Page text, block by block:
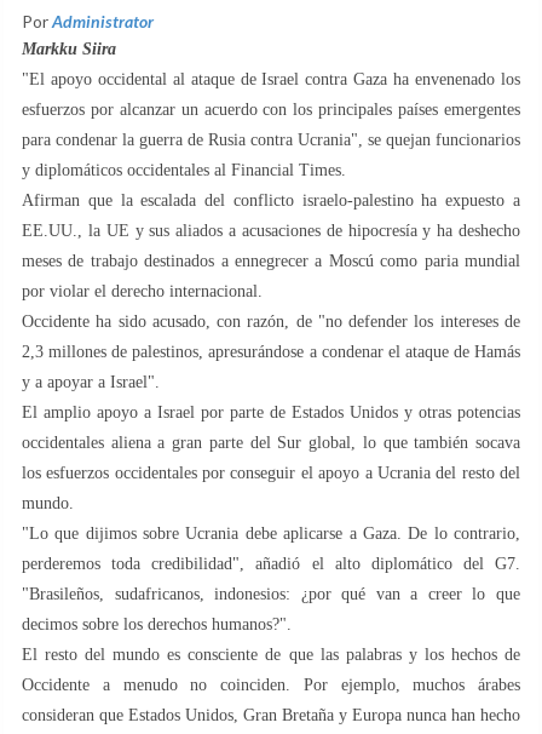
PorAdministrator
Markku Siira
"El apoyo occidental al ataque de Israel contra Gaza ha envenenado los
esfuerzos por alcanzar un acuerdo con los principales países emergentes
para condenar la guerra de Rusia contra Ucrania", se quejan funcionarios
y diplomáticos occidentales al Financial Times.
Afirman que la escalada del conflicto israelo-palestino ha expuesto a
EE.UU., la UE y sus aliados a acusaciones de hipocresía y ha deshecho
meses de trabajo destinados a ennegrecer a Moscú como paria mundial
por violar el derecho internacional.
Occidente ha sido acusado, con razón, de "no defender los intereses de
2,3 millones de palestinos, apresurándose a condenar el ataque de Hamás
y a apoyar a Israel".
El amplio apoyo a Israel por parte de Estados Unidos y otras potencias
occidentales aliena a gran parte del Sur global, lo que también socava
los esfuerzos occidentales por conseguir el apoyo a Ucrania del resto del
mundo.
"Lo que dijimos sobre Ucrania debe aplicarse a Gaza. De lo contrario,
perderemos toda credibilidad", añadió el alto diplomático del G7.
"Brasileños, sudafricanos, indonesios: ¿por qué van a creer lo que
decimos sobre los derechos humanos?".
El resto del mundo es consciente de que las palabras y los hechos de
Occidente a menudo no coinciden. Por ejemplo, muchos árabes
consideran que Estados Unidos, Gran Bretaña y Europa nunca han hecho